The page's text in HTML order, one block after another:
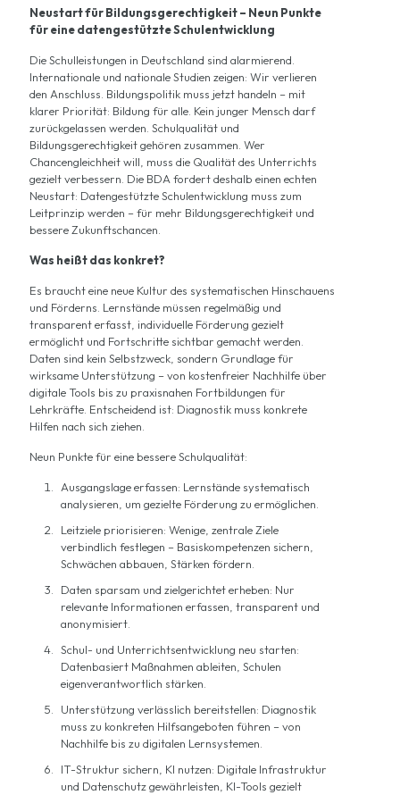
Neustart für Bildungsgerechtigkeit – Neun Punkte
für eine datengestützte Schulentwicklung
Die Schulleistungen in Deutschland sind alarmierend.
Internationale und nationale Studien zeigen: Wir verlieren
den Anschluss. Bildungspolitik muss jetzt handeln – mit
klarer Priorität: Bildung für alle. Kein junger Mensch darf
zurückgelassen werden. Schulqualität und
Bildungsgerechtigkeit gehören zusammen. Wer
Chancengleichheit will, muss die Qualität des Unterrichts
gezielt verbessern. Die BDA fordert deshalb einen echten
Neustart: Datengestützte Schulentwicklung muss zum
Leitprinzip werden – für mehr Bildungsgerechtigkeit und
bessere Zukunftschancen.
Was heißt das konkret?
Es braucht eine neue Kultur des systematischen Hinschauens
und Förderns. Lernstände müssen regelmäßig und
transparent erfasst, individuelle Förderung gezielt
ermöglicht und Fortschritte sichtbar gemacht werden.
Daten sind kein Selbstzweck, sondern Grundlage für
wirksame Unterstützung – von kostenfreier Nachhilfe über
digitale Tools bis zu praxisnahen Fortbildungen für
Lehrkräfte. Entscheidend ist: Diagnostik muss konkrete
Hilfen nach sich ziehen.
Neun Punkte für eine bessere Schulqualität:
Ausgangslage erfassen: Lernstände systematisch
analysieren, um gezielte Förderung zu ermöglichen.
Leitziele priorisieren: Wenige, zentrale Ziele
verbindlich festlegen – Basiskompetenzen sichern,
Schwächen abbauen, Stärken fördern.
Daten sparsam und zielgerichtet erheben: Nur
relevante Informationen erfassen, transparent und
anonymisiert.
Schul- und Unterrichtsentwicklung neu starten:
Datenbasiert Maßnahmen ableiten, Schulen
eigenverantwortlich stärken.
Unterstützung verlässlich bereitstellen: Diagnostik
muss zu konkreten Hilfsangeboten führen – von
Nachhilfe bis zu digitalen Lernsystemen.
IT-Struktur sichern, KI nutzen: Digitale Infrastruktur
und Datenschutz gewährleisten, KI-Tools gezielt